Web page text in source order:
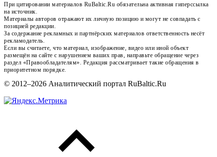
При цитировании материалов RuBaltic.Ru обязательна активная гиперссылка
на источник.
Материалы авторов отражают их личную позицию и могут не совпадать с
позицией редакции.
За содержание рекламных и партнёрских материалов ответственность несёт
рекламодатель.
Если вы считаете, что материал, изображение, видео или иной объект
размещён на сайте с нарушением ваших прав, направьте обращение через
раздел «Правообладателям». Редакция рассматривает такие обращения в
приоритетном порядке.
© 2012–2026 Аналитический портал RuBaltic.Ru